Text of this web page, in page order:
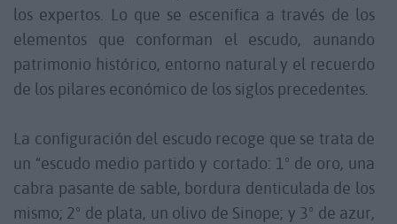
los expertos. Lo que se escenifica a través de los
elementos que conforman el escudo, aunando
patrimonio histórico, entorno natural y el recuerdo
de los pilares económico de los siglos precedentes.
La configuración del escudo recoge que se trata de
un “escudo medio partido y cortado: 1º de oro, una
cabra pasante de sable, bordura denticulada de los
mismo; 2º de plata, un olivo de Sinope; y 3º de azur,